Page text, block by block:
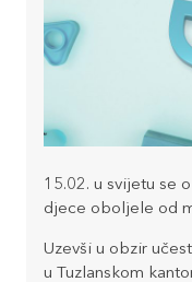
15.02. u svijetu se
djece oboljele od
Uzevši u obzir
u Tuzlanskom